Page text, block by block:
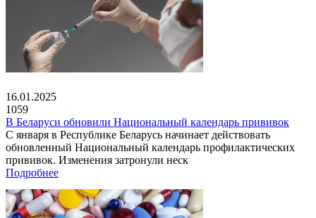
16.01.2025
1059
В Беларуси обновили Национальный календарь прививок
С января в Республике Беларусь начинает действовать
обновленный Национальный календарь профилактических
прививок. Изменения затронули неск
Подробнее